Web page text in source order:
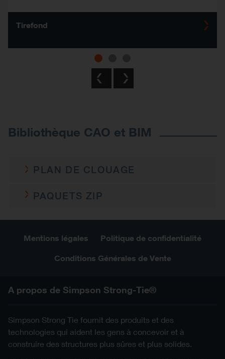
Tirefond
Bibliothèque CAO et BIM
PLAN DE CLOUAGE
PP49007
c-pp49009-2d0-np-ptrs-fr.dwg
c-pp49012-2d0-np-ptrs-fr.dwg
c-pp49012-2d0-np-ptrs-fr.pdf
PAQUETS ZIP
2D
2D DWG ZIP
PDF ZIP
Mentions légales Politique de confidentialité
Conditions Générales de Vente
A propos de Simpson Strong-Tie®
Simpson Strong Tie fournit des produits et des
technologies qui aident les gens à concevoir et à
construire des structures plus sûres et plus solides.